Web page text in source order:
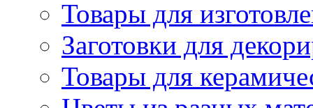
Товары для
Заготовки для
Товары для